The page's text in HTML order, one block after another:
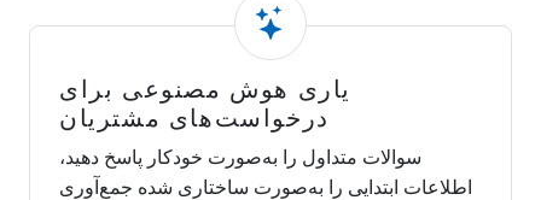
یاری هوش مصنوعی برای
درخواست‌های مشتریان
سوالات متداول را به‌صورت خودکار پاسخ دهید،
اطلاعات ابتدایی را به‌صورت ساختاری شده جمع‌آوری